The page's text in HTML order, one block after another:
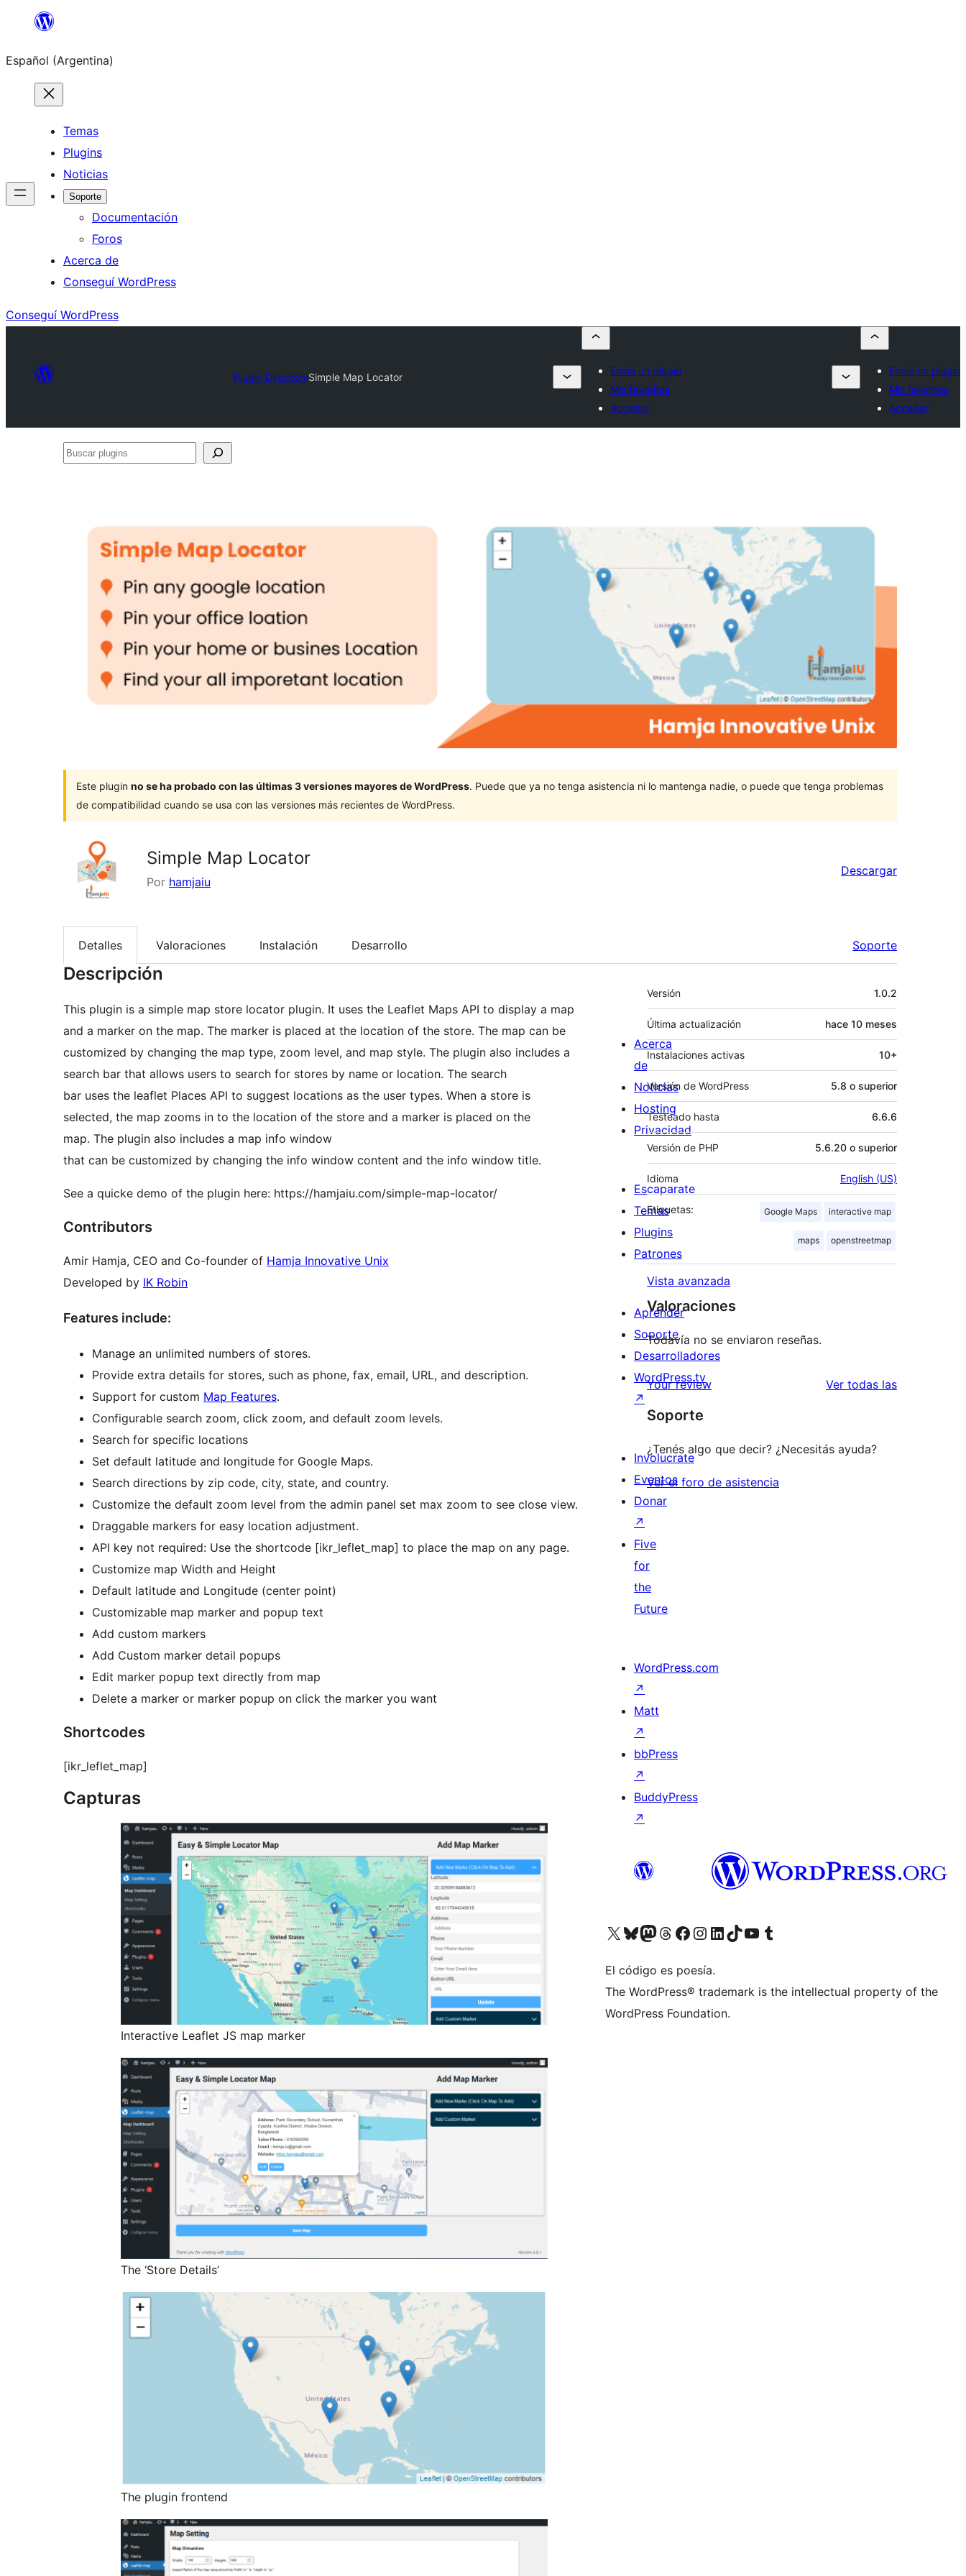
Saltar
contenido
Español (Argentina)
Temas
Plugins
Noticias
Soporte
Documentación
Foros
Acerca de
Conseguí WordPress
Conseguí WordPress
Plugin DirectorySimple Map Locator
Enviá un plugin
Mis favoritos
Acceder
Enviá un plugin
Mis favoritos
Acceder
Buscar
Este plugin no se ha probado con las últimas 3 versiones mayores de WordPress. Puede que ya no tenga asistencia ni lo mantenga nadie, o puede que tenga problemas
de compatibilidad cuando se usa con las versiones más recientes de WordPress.
Simple Map Locator
Por hamjaiu
Descargar
Detalles Valoraciones Instalación Desarrollo Soporte
Descripción
This plugin is a simple map store locator plugin. It uses the Leaflet Maps API to display a map
and a marker on the map. The marker is placed at the location of the store. The map can be
customized by changing the map type, zoom level, and map style. The plugin also includes a
search bar that allows users to search for stores by name or location. The search
bar uses the leaflet Places API to suggest locations as the user types. When a store is
selected, the map zooms in to the location of the store and a marker is placed on the
map. The plugin also includes a map info window
that can be customized by changing the info window content and the info window title.
See a quicke demo of the plugin here: https://hamjaiu.com/simple-map-locator/
Contributors
Amir Hamja, CEO and Co-founder of Hamja Innovative Unix
Developed by IK Robin
Features include:
Manage an unlimited numbers of stores.
Provide extra details for stores, such as phone, fax, email, URL, and description.
Support for custom Map Features.
Configurable search zoom, click zoom, and default zoom levels.
Search for specific locations
Set default latitude and longitude for Google Maps.
Search directions by zip code, city, state, and country.
Customize the default zoom level from the admin panel set max zoom to see close view.
Draggable markers for easy location adjustment.
API key not required: Use the shortcode [ikr_leflet_map] to place the map on any page.
Customize map Width and Height
Default latitude and Longitude (center point)
Customizable map marker and popup text
Add custom markers
Add Custom marker detail popups
Edit marker popup text directly from map
Delete a marker or marker popup on click the marker you want
Shortcodes
[ikr_leflet_map]
Capturas
Interactive Leaflet JS map marker
The ‘Store Details’
The plugin frontend
Meta
Versión 1.0.2
Última actualización hace 10 meses
Instalaciones activas 10+
Versión de WordPress 5.8 o superior
Testeado hasta 6.6.6
Versión de PHP 5.6.20 o superior
Idioma English (US)
Etiquetas: Google Maps interactive map
maps openstreetmap
Vista avanzada
Valoraciones
Todavía no se enviaron reseñas.
Your review Ver todas lasreseñas
Soporte
¿Tenés algo que decir? ¿Necesitás ayuda?
Ver el foro de asistencia
Acerca
de
Noticias
Hosting
Privacidad
Escaparate
Temas
Plugins
Patrones
Aprender
Soporte
Desarrolladores
WordPress.tv
↗
Involucrate
Eventos
Donar
↗
Five
for
the
Future
WordPress.com
↗
Matt
↗
bbPress
↗
BuddyPress
↗
Visitá nuestra cuenta de X (anteriormente Twitter)
Visitá nuestra cuenta de Bluesky
Visitá nuestra cuenta de Mastodon
Visitá nuestra cuenta de Threads
Visitá nuestra página de Facebook
Visitá nuestra cuenta de Instagram
Visitá nuestra cuenta de LinkedIn
Visitá nuestra cuenta de TikTok
Visitá nuestro canal de YouTube
Visitá nuestra cuenta de Tumblr
El código es poesía.
The WordPress® trademark is the intellectual property of the
WordPress Foundation.